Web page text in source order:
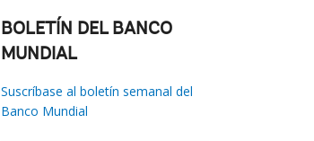
BOLETÍN DEL BANCO
MUNDIAL
Suscríbase al boletín semanal del
Banco Mundial